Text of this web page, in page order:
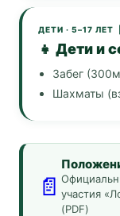
ДЕТИ · 5–17
👧 Дети и
Забег
Шахматы
📄 участия
(PDF)